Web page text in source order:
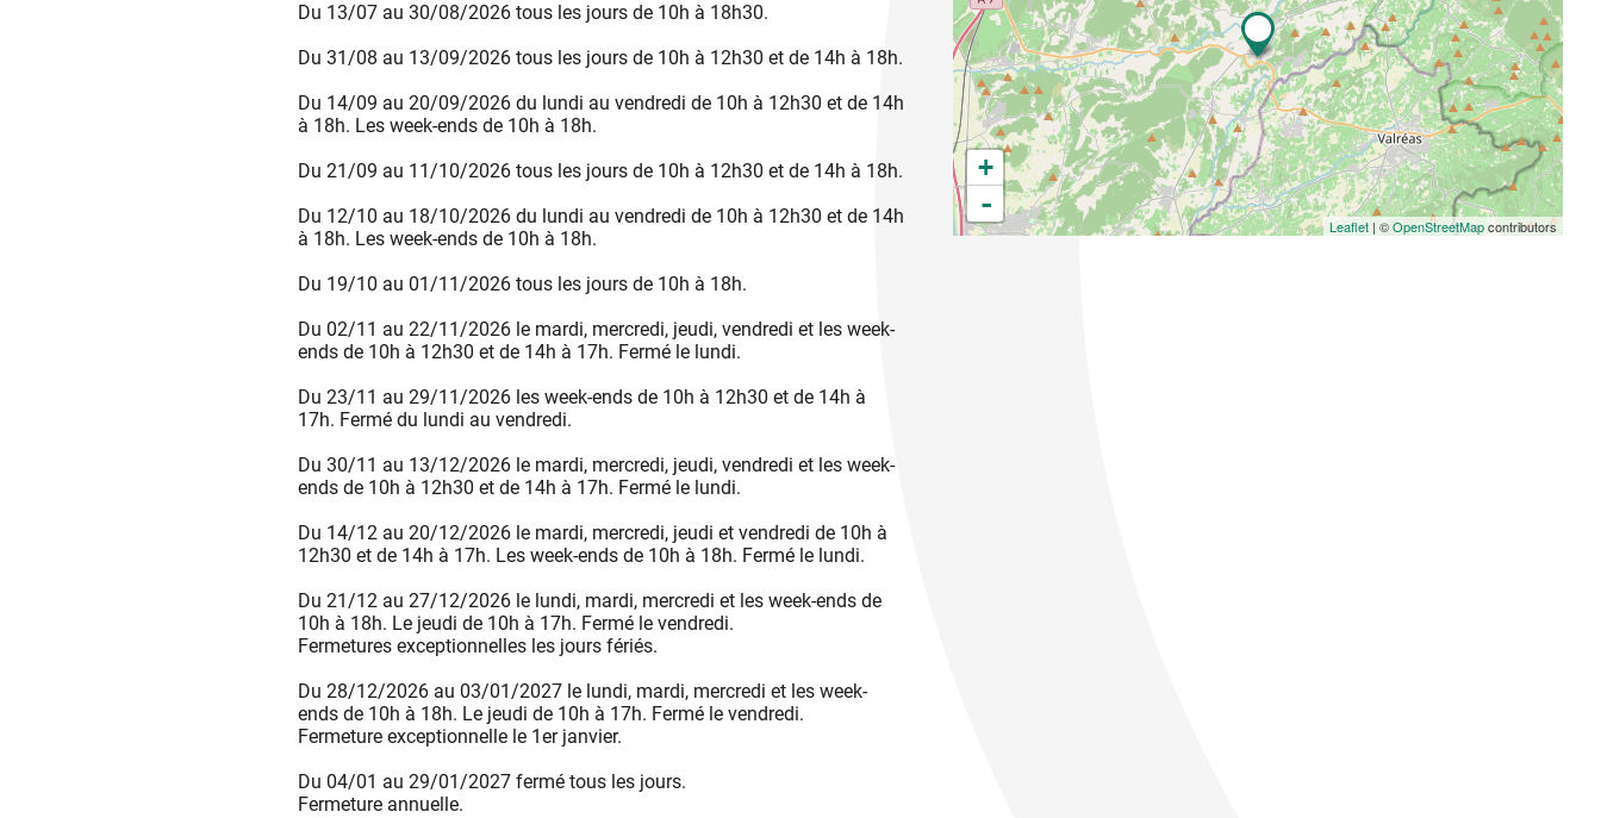
Du 13/07 au 30/08/2026 tous les jours de 10h à 18h30.
Du 31/08 au 13/09/2026 tous les jours de 10h à 12h30 et de 14h à 18h.
Du 14/09 au 20/09/2026 du lundi au vendredi de 10h à 12h30 et de 14h
à 18h. Les week-ends de 10h à 18h.
Du 21/09 au 11/10/2026 tous les jours de 10h à 12h30 et de 14h à 18h.
Du 12/10 au 18/10/2026 du lundi au vendredi de 10h à 12h30 et de 14h
à 18h. Les week-ends de 10h à 18h.
Du 19/10 au 01/11/2026 tous les jours de 10h à 18h.
Du 02/11 au 22/11/2026 le mardi, mercredi, jeudi, vendredi et les week-
ends de 10h à 12h30 et de 14h à 17h. Fermé le lundi.
Du 23/11 au 29/11/2026 les week-ends de 10h à 12h30 et de 14h à
17h. Fermé du lundi au vendredi.
Du 30/11 au 13/12/2026 le mardi, mercredi, jeudi, vendredi et les week-
ends de 10h à 12h30 et de 14h à 17h. Fermé le lundi.
Du 14/12 au 20/12/2026 le mardi, mercredi, jeudi et vendredi de 10h à
12h30 et de 14h à 17h. Les week-ends de 10h à 18h. Fermé le lundi.
Du 21/12 au 27/12/2026 le lundi, mardi, mercredi et les week-ends de
10h à 18h. Le jeudi de 10h à 17h. Fermé le vendredi.
Fermetures exceptionnelles les jours fériés.
Du 28/12/2026 au 03/01/2027 le lundi, mardi, mercredi et les week-
ends de 10h à 18h. Le jeudi de 10h à 17h. Fermé le vendredi.
Fermeture exceptionnelle le 1er janvier.
Du 04/01 au 29/01/2027 fermé tous les jours.
Fermeture annuelle.
+
-
Leaflet | ©OpenStreetMapcontributors